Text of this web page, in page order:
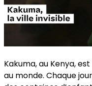
Kakuma, au Kenya,
au monde. Chaque